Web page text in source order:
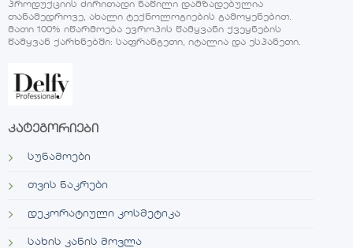
პროდუქციის ძირითადი ნაწილი დამზადებულია
თანამედროვე, ახალი ტექნოლოგიების გამოყენებით.
მათი 100% იწარმოება ევროპის წამყვანი ქვეყნების
წამყვან ქარხნებში: საფრანგეთი, იტალია და ესპანეთი.
კატეგორიები
სუნამოები
თვის ნაკრები
დეკორატიული კოსმეტიკა
სახის კანის მოვლა